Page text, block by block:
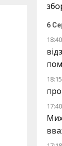
6
18:40
18:15
17:40